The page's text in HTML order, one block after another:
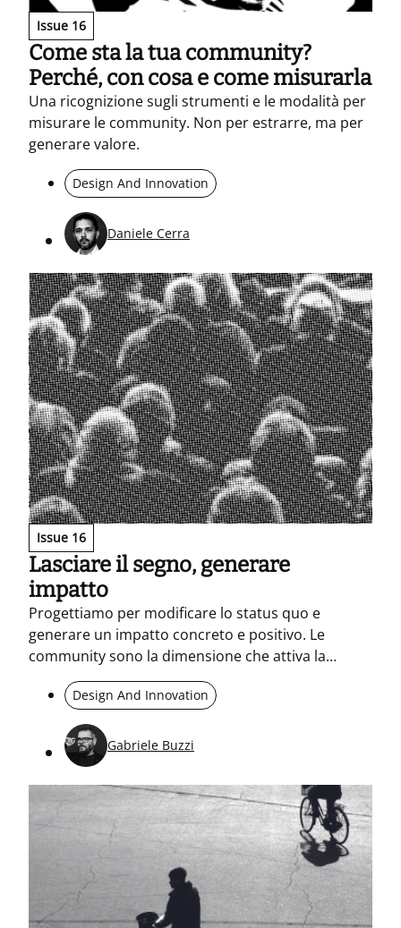
Issue 16
Come sta la tua community?
Perché, con cosa e come misurarla
Una ricognizione sugli strumenti e le modalità per
misurare le community. Non per estrarre, ma per
generare valore.
Design And Innovation
Daniele Cerra
Issue 16
Lasciare il segno, generare
impatto
Progettiamo per modificare lo status quo e
generare un impatto concreto e positivo. Le
community sono la dimensione che attiva la
trasformazione dei singoli, facendo emergere
quelle conoscenze, energie e quei comportamenti
che da soli non avrebbero potuto mettere in
campo.
Design And Innovation
Gabriele Buzzi